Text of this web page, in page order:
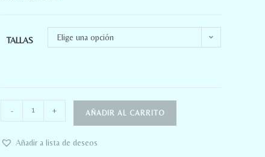
TALLAS Elige una opción
- + AÑADIR AL CARRITO
Añadir a lista de deseos